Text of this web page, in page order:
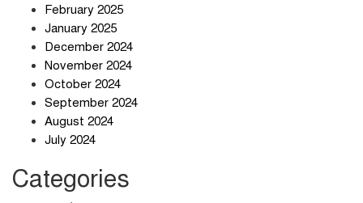
February 2025
January 2025
December 2024
November 2024
October 2024
September 2024
August 2024
July 2024
Categories